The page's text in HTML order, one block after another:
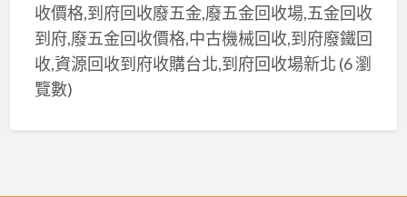
收價格,到府回收廢五金,廢五金回收場,五金回收
到府,廢五金回收價格,中古機械回收,到府廢鐵回
收,資源回收到府收購台北,到府回收場新北 (6 瀏
覽數)